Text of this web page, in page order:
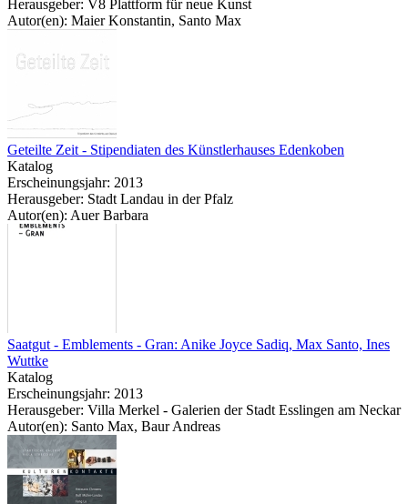
Herausgeber: V8 Plattform für neue Kunst
Autor(en): Maier Konstantin, Santo Max
Geteilte Zeit - Stipendiaten des Künstlerhauses Edenkoben
Katalog
Erscheinungsjahr: 2013
Herausgeber: Stadt Landau in der Pfalz
Autor(en): Auer Barbara
Saatgut - Emblements - Gran: Anike Joyce Sadiq, Max Santo, Ines
Wuttke
Katalog
Erscheinungsjahr: 2013
Herausgeber: Villa Merkel - Galerien der Stadt Esslingen am Neckar
Autor(en): Santo Max, Baur Andreas